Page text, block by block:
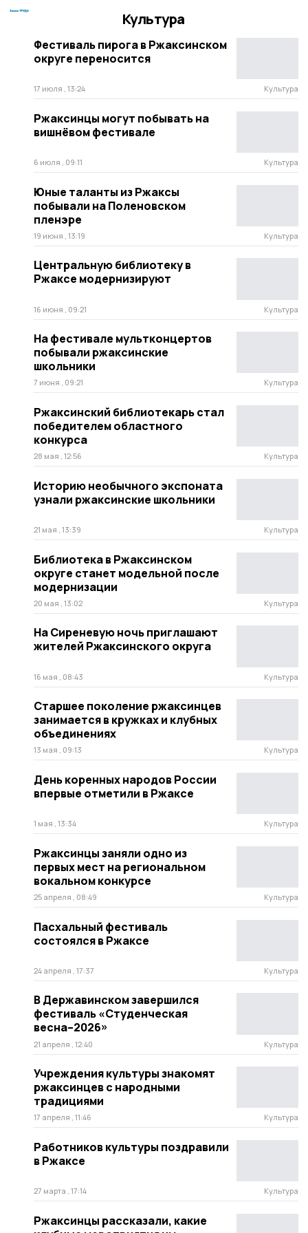
Культура
Фестиваль пирога в Ржаксинском
округе переносится
17 июля , 13:24 Культура
Ржаксинцы могут побывать на
вишнёвом фестивале
6 июля , 09:11 Культура
Юные таланты из Ржаксы
побывали на Поленовском
пленэре
19 июня , 13:19 Культура
Центральную библиотеку в
Ржаксе модернизируют
16 июня , 09:21 Культура
На фестивале мультконцертов
побывали ржаксинские
школьники
7 июня , 09:21 Культура
Ржаксинский библиотекарь стал
победителем областного
конкурса
28 мая , 12:56 Культура
Историю необычного экспоната
узнали ржаксинские школьники
21 мая , 13:39 Культура
Библиотека в Ржаксинском
округе станет модельной после
модернизации
20 мая , 13:02 Культура
На Сиреневую ночь приглашают
жителей Ржаксинского округа
16 мая , 08:43 Культура
Старшее поколение ржаксинцев
занимается в кружках и клубных
объединениях
13 мая , 09:13 Культура
День коренных народов России
впервые отметили в Ржаксе
1 мая , 13:34 Культура
Ржаксинцы заняли одно из
первых мест на региональном
вокальном конкурсе
25 апреля , 08:49 Культура
Пасхальный фестиваль
состоялся в Ржаксе
24 апреля , 17:37 Культура
В Державинском завершился
фестиваль «Студенческая
весна–2026»
21 апреля , 12:40 Культура
Учреждения культуры знакомят
ржаксинцев с народными
традициями
17 апреля , 11:46 Культура
Работников культуры поздравили
в Ржаксе
27 марта , 17:14 Культура
Ржаксинцы рассказали, какие